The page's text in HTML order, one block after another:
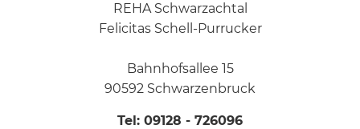
REHA Schwarzachtal
Felicitas Schell-Purrucker
Bahnhofsallee 15
90592 Schwarzenbruck
Tel: 09128 - 726096